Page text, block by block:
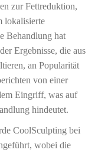
zur Fettreduktion,
lokalisierte
Behandlung hat
Ergebnisse, die aus
an Popularität
von einer
Eingriff, was auf
hindeutet.
CoolSculpting bei
wobei die